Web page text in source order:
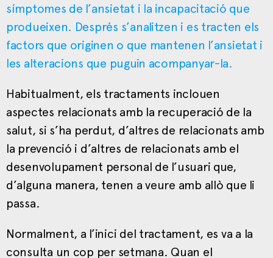
símptomes de l’ansietat i la incapacitació que
produeixen. Després s’analitzen i es tracten els
factors que originen o que mantenen l’ansietat i
les alteracions que puguin acompanyar-la.
Habitualment, els tractaments inclouen
aspectes relacionats amb la recuperació de la
salut, si s’ha perdut, d’altres de relacionats amb
la prevenció i d’altres de relacionats amb el
desenvolupament personal de l’usuari que,
d’alguna manera, tenen a veure amb allò que li
passa.
Normalment, a l’inici del tractament, es va a la
consulta un cop per setmana. Quan el